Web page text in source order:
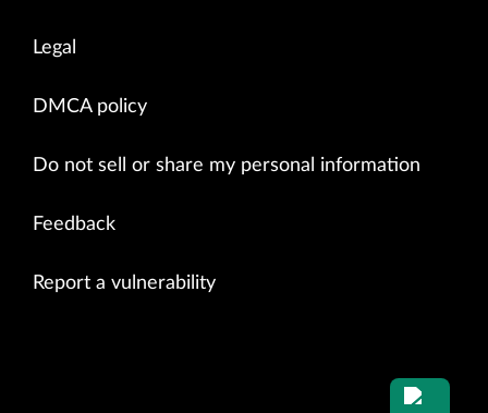
Legal
DMCA policy
Do not sell or share my personal information
Feedback
Report a vulnerability